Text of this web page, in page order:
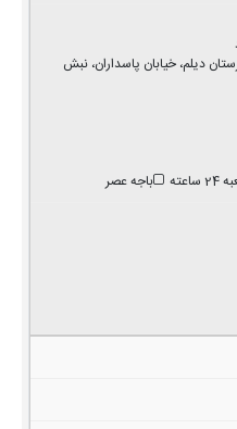
دیلم، خیابان پاسداران، نبش
ساعته باجه عصر